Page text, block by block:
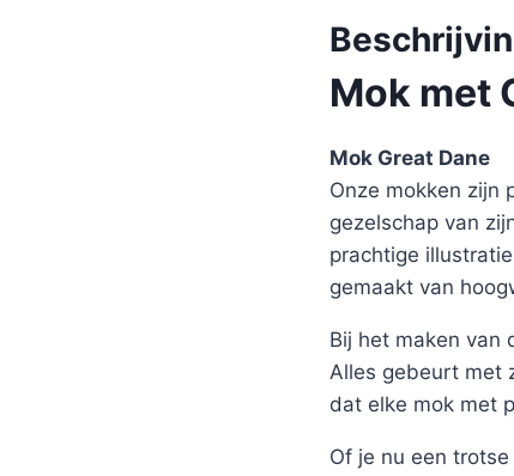
Mok met
Mok Great Dane
Onze mokken zijn
gezelschap van
prachtige
gemaakt van
Bij het maken van
Alles gebeurt met
dat elke mok met
Of je nu een